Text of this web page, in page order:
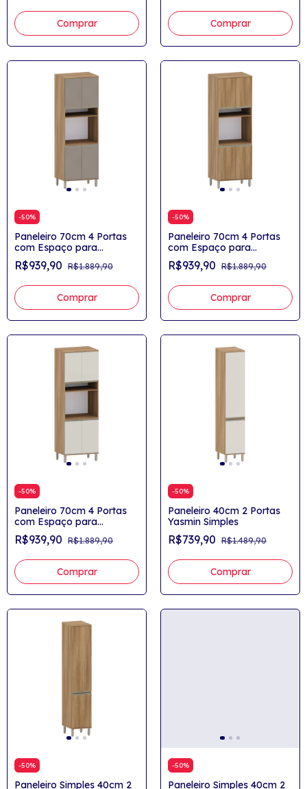
Comprar Comprar
-50%
Paneleiro 70cm 4 Portas
com Espaço para
Microondas Yasmin
R$939,90 R$1.889,90
Comprar
-50%
Paneleiro 70cm 4 Portas
com Espaço para
Microondas Yasmin
R$939,90 R$1.889,90
Comprar
-50%
Paneleiro 70cm 4 Portas
com Espaço para
Microondas Yasmin
R$939,90 R$1.889,90
Comprar
-50%
Paneleiro 40cm 2 Portas
Yasmin Simples
R$739,90 R$1.489,90
Comprar
-50%
Paneleiro Simples 40cm 2
-50%
Paneleiro Simples 40cm 2